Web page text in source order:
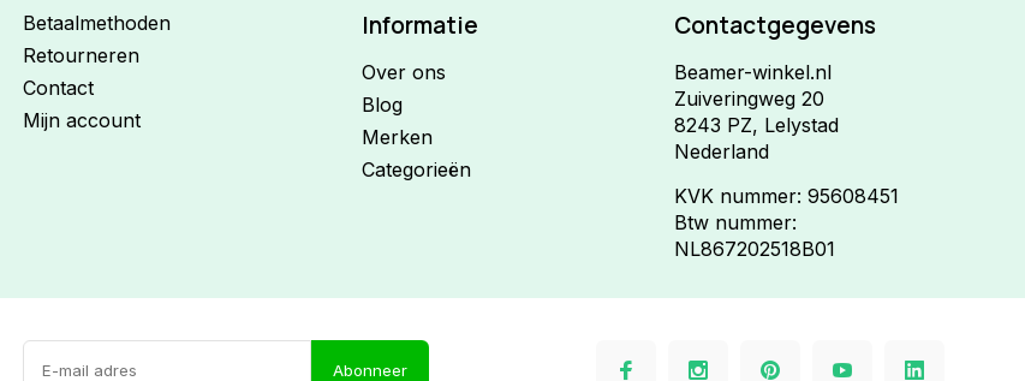
Betaalmethoden
Retourneren
Contact
Mijn account
Informatie
Over ons
Blog
Merken
Categorieën
Contactgegevens
Beamer-winkel.nl
Zuiveringweg 20
8243 PZ, Lelystad
Nederland
KVK nummer: 95608451
Btw nummer:
NL867202518B01
Abonneer